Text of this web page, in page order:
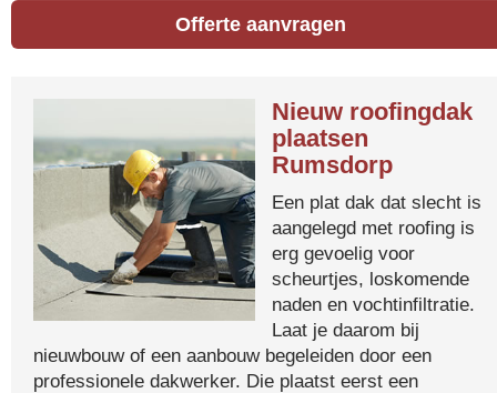
Offerte aanvragen
Nieuw roofingdak
plaatsen
Rumsdorp
Een plat dak dat slecht is
aangelegd met roofing is
erg gevoelig voor
scheurtjes, loskomende
naden en vochtinfiltratie.
Laat je daarom bij
nieuwbouw of een aanbouw begeleiden door een
professionele dakwerker. Die plaatst eerst een